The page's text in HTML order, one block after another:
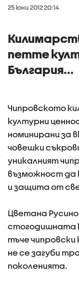
25 юни 2012 20:14
петте
България...
Чипровското
културни
номинирани за
човешки
уникалният
възможност да
и защита от
Цветана
стогодишната
тъче чипровски
не се загуби
поколенията.